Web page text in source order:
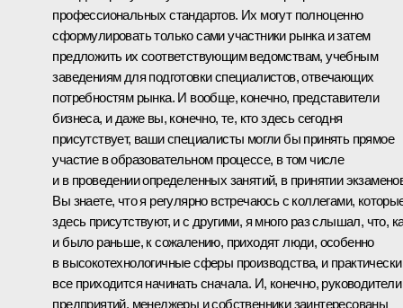
профессиональных стандартов. Их могут полноценно
сформулировать только сами участники рынка и затем
предложить их соответствующим ведомствам, учебным
заведениям для подготовки специалистов, отвечающих
потребностям рынка. И вообще, конечно, представители
бизнеса, и даже вы, конечно, те, кто здесь сегодня
присутствует, ваши специалисты могли бы принять прямое
участие в образовательном процессе, в том числе
и в проведении определенных занятий, в принятии
Вы знаете, что я регулярно встречаюсь с коллегами,
здесь присутствуют, и с другими, я много раз слышал, что,
и было раньше, к сожалению, приходят люди, особенно
в высокотехнологичные сферы производства, и практически
все приходится начинать сначала. И, конечно, руководители
предприятий, менеджеры и собственники заинтересованы